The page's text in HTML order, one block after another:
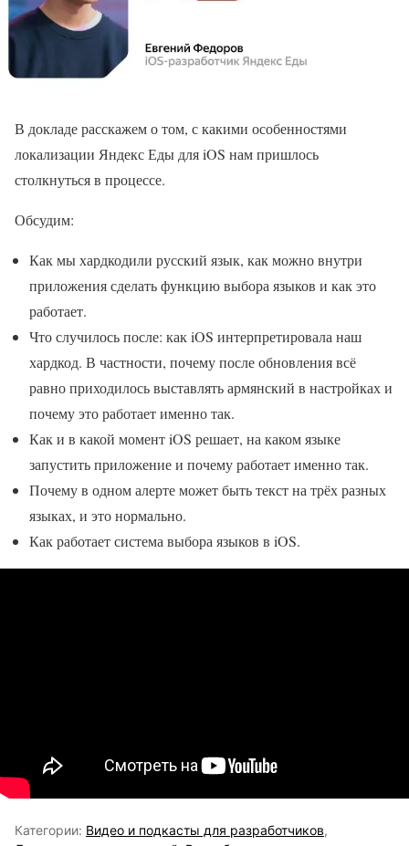
В докладе расскажем о том, с какими особенностями
локализации Яндекс Еды для iOS нам пришлось
столкнуться в процессе.
Обсудим:
Как мы хардкодили русский язык, как можно внутри
приложения сделать функцию выбора языков и как это
работает.
Что случилось после: как iOS интерпретировала наш
хардкод. В частности, почему после обновления всё
равно приходилось выставлять армянский в настройках и
почему это работает именно так.
Как и в какой момент iOS решает, на каком языке
запустить приложение и почему работает именно так.
Почему в одном алерте может быть текст на трёх разных
языках, и это нормально.
Как работает система выбора языков в iOS.
Категории: Видео и подкасты для разработчиков,